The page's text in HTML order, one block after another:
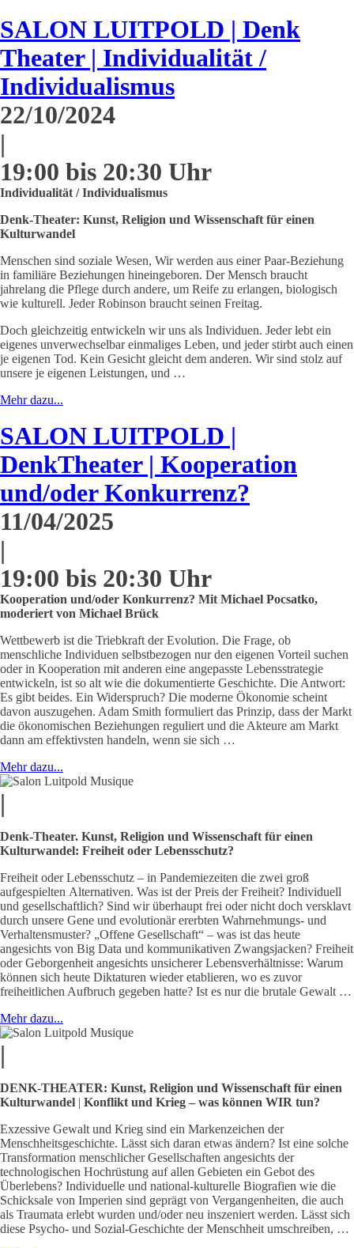
SALON LUITPOLD | Denk
Theater | Individualität /
Individualismus
22/10/2024
|
19:00 bis 20:30 Uhr
Individualität / Individualismus
Denk-Theater: Kunst, Religion und Wissenschaft für einen
Kulturwandel
Menschen sind soziale Wesen, Wir werden aus einer Paar-Beziehung
in familiäre Beziehungen hineingeboren. Der Mensch braucht
jahrelang die Pflege durch andere, um Reife zu erlangen, biologisch
wie kulturell. Jeder Robinson braucht seinen Freitag.
Doch gleichzeitig entwickeln wir uns als Individuen. Jeder lebt ein
eigenes unverwechselbar einmaliges Leben, und jeder stirbt auch einen
je eigenen Tod. Kein Gesicht gleicht dem anderen. Wir sind stolz auf
unsere je eigenen Leistungen, und …
Mehr dazu...
SALON LUITPOLD |
DenkTheater | Kooperation
und/oder Konkurrenz?
11/04/2025
|
19:00 bis 20:30 Uhr
Kooperation und/oder Konkurrenz? Mit Michael Pocsatko,
moderiert von Michael Brück
Wettbewerb ist die Triebkraft der Evolution. Die Frage, ob
menschliche Individuen selbstbezogen nur den eigenen Vorteil suchen
oder in Kooperation mit anderen eine angepasste Lebensstrategie
entwickeln, ist so alt wie die dokumentierte Geschichte. Die Antwort:
Es gibt beides. Ein Widerspruch? Die moderne Ökonomie scheint
davon auszugehen. Adam Smith formuliert das Prinzip, dass der Markt
die ökonomischen Beziehungen reguliert und die Akteure am Markt
dann am effektivsten handeln, wenn sie sich …
Mehr dazu...
|
Denk-Theater. Kunst, Religion und Wissenschaft für einen
Kulturwandel: Freiheit oder Lebensschutz?
Freiheit oder Lebensschutz – in Pandemiezeiten die zwei groß
aufgespielten Alternativen. Was ist der Preis der Freiheit? Individuell
und gesellschaftlich? Sind wir überhaupt frei oder nicht doch versklavt
durch unsere Gene und evolutionär ererbten Wahrnehmungs- und
Verhaltensmuster? „Offene Gesellschaft“ – was ist das heute
angesichts von Big Data und kommunikativen Zwangsjacken? Freiheit
oder Geborgenheit angesichts unsicherer Lebensverhältnisse: Warum
können sich heute Diktaturen wieder etablieren, wo es zuvor
freiheitlichen Aufbruch gegeben hatte? Ist es nur die brutale Gewalt …
Mehr dazu...
|
DENK-THEATER: Kunst, Religion und Wissenschaft für einen
Kulturwandel | Konflikt und Krieg – was können WIR tun?
Exzessive Gewalt und Krieg sind ein Markenzeichen der
Menschheitsgeschichte. Lässt sich daran etwas ändern? Ist eine solche
Transformation menschlicher Gesellschaften angesichts der
technologischen Hochrüstung auf allen Gebieten ein Gebot des
Überlebens? Individuelle und national-kulturelle Biografien wie die
Schicksale von Imperien sind geprägt von Vergangenheiten, die auch
als Traumata erlebt wurden und/oder neu inszeniert werden. Lässt sich
diese Psycho- und Sozial-Geschichte der Menschheit umschreiben, …